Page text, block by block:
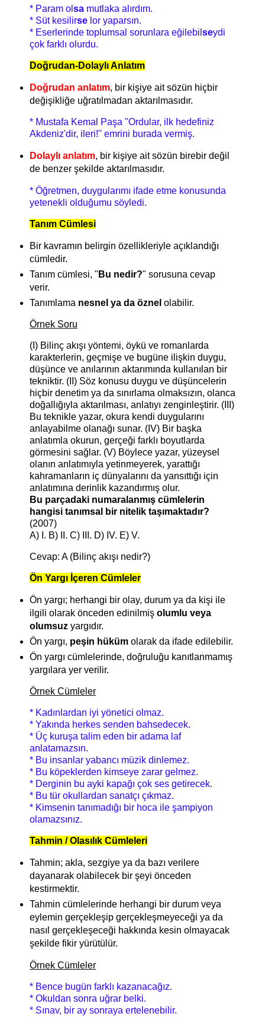
* Param ol sa mutlaka alırdım.
* Süt kesilirse lor yaparsın.
* Eserlerinde toplumsal sorunlara eğilebil seydi
çok farklı olurdu.
Doğrudan-Dolaylı Anlatım
Doğrudan anlatım, bir kişiye ait sözün hiçbir
değişikliğe uğratılmadan aktarılmasıdır.
* Mustafa Kemal Paşa "Ordular, ilk hedefiniz
Akdeniz'dir, ileri!" emrini burada vermiş.
Dolaylı anlatım, bir kişiye ait sözün birebir değil
de benzer şekilde aktarılmasıdır.
* Öğretmen, duygularımı ifade etme konusunda
yetenekli olduğumu söyledi.
Tanım Cümlesi
Bir kavramın belirgin özellikleriyle açıklandığı
cümledir.
Tanım cümlesi, " Bu nedir?" sorusuna cevap
verir.
Tanımlama nesnel ya da öznel olabilir.
Örnek Soru
(I) Bilinç akışı yöntemi, öykü ve romanlarda
karakterlerin, geçmişe ve bugüne ilişkin duygu,
düşünce ve anılarının aktarımında kullanılan bir
tekniktir. (II) Söz konusu duygu ve düşüncelerin
hiçbir denetim ya da sınırlama olmaksızın, olanca
doğallığıyla aktarılması, anlatıyı zenginleştirir. (III)
Bu teknikle yazar, okura kendi duygularını
anlayabilme olanağı sunar. (IV) Bir başka
anlatımla okurun, gerçeği farklı boyutlarda
görmesini sağlar. (V) Böylece yazar, yüzeysel
olanın anlatımıyla yetinmeyerek, yarattığı
kahramanların iç dünyalarını da yansıttığı için
anlatımına derinlik kazandırmış olur.
Bu parçadaki numaralanmış cümlelerin
hangisi tanımsal bir nitelik taşımaktadır?
(2007)
A) I. B) II. C) III. D) IV. E) V.
Cevap: A (Bilinç akışı nedir?)
Ön Yargı İçeren Cümleler
Ön yargı; herhangi bir olay, durum ya da kişi ile
ilgili olarak önceden edinilmiş olumlu veya
olumsuzyargıdır.
Ön yargı, peşin hükümolarak da ifade edilebilir.
Ön yargı cümlelerinde, doğruluğu kanıtlanmamış
yargılara yer verilir.
Örnek Cümleler
* Kadınlardan iyi yönetici olmaz.
* Yakında herkes senden bahsedecek.
* Üç kuruşa talim eden bir adama laf
anlatamazsın.
* Bu insanlar yabancı müzik dinlemez.
* Bu köpeklerden kimseye zarar gelmez.
* Derginin bu ayki kapağı çok ses getirecek.
* Bu tür okullardan sanatçı çıkmaz.
* Kimsenin tanımadığı bir hoca ile şampiyon
olamazsınız.
Tahmin / Olasılık Cümleleri
Tahmin; akla, sezgiye ya da bazı verilere
dayanarak olabilecek bir şeyi önceden
kestirmektir.
Tahmin cümlelerinde herhangi bir durum veya
eylemin gerçekleşip gerçekleşmeyeceği ya da
nasıl gerçekleşeceği hakkında kesin olmayacak
şekilde fikir yürütülür.
Örnek Cümleler
* Bence bugün farklı kazanacağız.
* Okuldan sonra uğrar belki.
* Sınav, bir ay sonraya ertelenebilir.